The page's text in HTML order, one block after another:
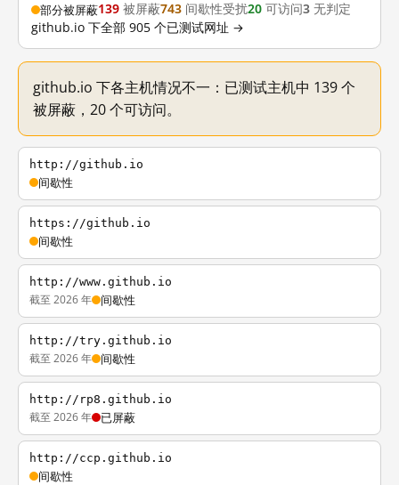
部分被屏蔽139 被屏蔽743 间歇性受扰20 可访问3 无判定
github.io 下全部 905 个已测试网址 →
github.io 下各主机情况不一：已测试主机中 139 个
被屏蔽，20 个可访问。
http://github.io
间歇性
https://github.io
间歇性
http://www.github.io
截至 2026 年 间歇性
http://try.github.io
截至 2026 年 间歇性
http://rp8.github.io
截至 2026 年 已屏蔽
http://ccp.github.io
间歇性